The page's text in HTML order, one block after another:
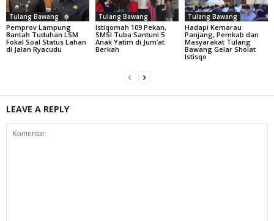
Tulang Bawang
Pemprov Lampung
Bantah Tuduhan LSM
Fokal Soal Status Lahan
di Jalan Ryacudu
Tulang Bawang
Istiqomah 109 Pekan,
SMSI Tuba Santuni 5
Anak Yatim di Jum’at
Berkah
Tulang Bawang
Hadapi Kemarau
Panjang, Pemkab dan
Masyarakat Tulang
Bawang Gelar Sholat
Istisqo
LEAVE A REPLY